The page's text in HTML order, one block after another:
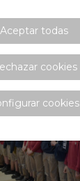
Aceptar todas
cookies
cookies